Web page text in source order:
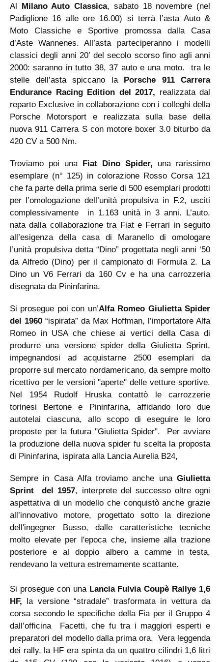
Al Milano Auto Classica, sabato 18 novembre (nel
Padiglione 16 alle ore 16.00) si terrà l’asta Auto &
Moto Classiche e Sportive promossa dalla Casa
d’Aste Wannenes. All’asta parteciperanno i modelli
classici degli anni 20’ del secolo scorso fino agli anni
2000: saranno in tutto 38, 37 auto e una moto. tra le
stelle dell’asta spiccano la Porsche 911 Carrera
Endurance Racing Edition del 2017, realizzata dal
reparto Exclusive in collaborazione con i colleghi della
Porsche Motorsport e realizzata sulla base della
nuova 911 Carrera S con motore boxer 3.0 biturbo da
420 CV a 500 Nm.
Troviamo poi una Fiat Dino Spider, una rarissimo
esemplare (n° 125) in colorazione Rosso Corsa 121
che fa parte della prima serie di 500 esemplari prodotti
per l’omologazione dell’unità propulsiva in F.2, usciti
complessivamente in 1.163 unità in 3 anni. L’auto,
nata dalla collaborazione tra Fiat e Ferrari in seguito
all’esigenza della casa di Maranello di omologare
l’unità propulsiva detta “Dino” progettata negli anni ‘50
da Alfredo (Dino) per il campionato di Formula 2. La
Dino un V6 Ferrari da 160 Cv e ha una carrozzeria
disegnata da Pininfarina.
Si prosegue poi con un’Alfa Romeo Giulietta Spider
del 1960 “ispirata” da Max Hoffman, l’importatore Alfa
Romeo in USA che chiese ai vertici della Casa di
produrre una versione spider della Giulietta Sprint,
impegnandosi ad acquistarne 2500 esemplari da
proporre sul mercato nordamericano, da sempre molto
ricettivo per le versioni "aperte" delle vetture sportive.
Nel 1954 Rudolf Hruska contattò le carrozzerie
torinesi Bertone e Pininfarina, affidando loro due
autotelai ciascuna, allo scopo di eseguire le loro
proposte per la futura "Giulietta Spider". Per avviare
la produzione della nuova spider fu scelta la proposta
di Pininfarina, ispirata alla Lancia Aurelia B24,
Sempre in Casa Alfa troviamo anche una Giulietta
Sprint del 1957, interprete del successo oltre ogni
aspettativa di un modello che conquistò anche grazie
all’innovativo motore, progettato sotto la direzione
dell'ingegner Busso, dalle caratteristiche tecniche
molto elevate per l'epoca che, insieme alla trazione
posteriore e al doppio albero a camme in testa,
rendevano la vettura estremamente scattante.
Si prosegue con una Lancia Fulvia Coupè Rallye 1,6
HF, la versione “stradale” trasformata in vettura da
corsa secondo le specifiche della Fia per il Gruppo 4
dall’officina Facetti, che fu tra i maggiori esperti e
preparatori del modello dalla prima ora. Vera leggenda
dei rally, la HF era spinta da un quattro cilindri 1,6 litri